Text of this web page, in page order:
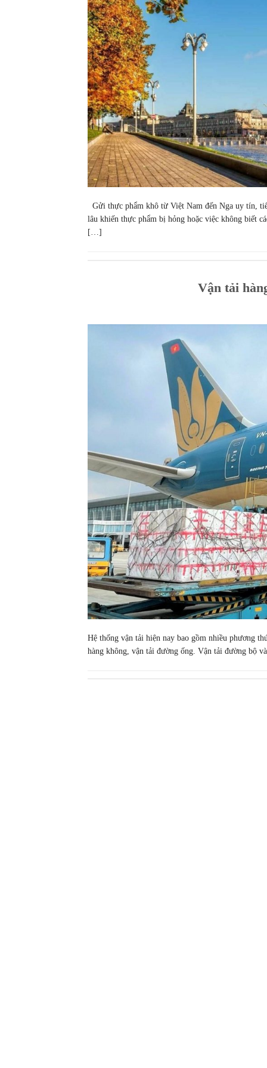
Gửi thực phẩm khô từ Việt Nam đến Nga uy tín,
lâu khiến thực phẩm bị hỏng hoặc việc không biết
[…]
Vận tải
Hệ thống vận tải hiện nay bao gồm nhiều phương
hàng không, vận tải đường ống. Vận tải đường bộ